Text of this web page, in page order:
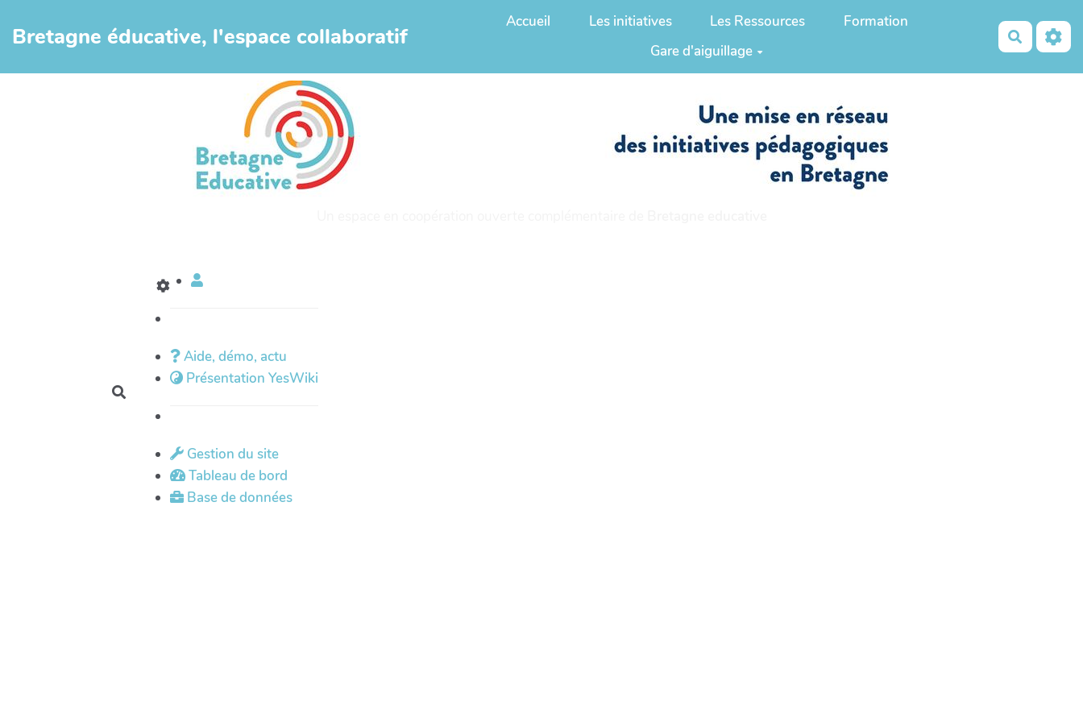
Bretagne éducative, l'espace collaboratif
Accueil Les initiatives Les Ressources
Formation
Gare d'aiguillage
Aide, démo, actu
Présentation YesWiki
Gestion du site
Tableau de bord
Base de données